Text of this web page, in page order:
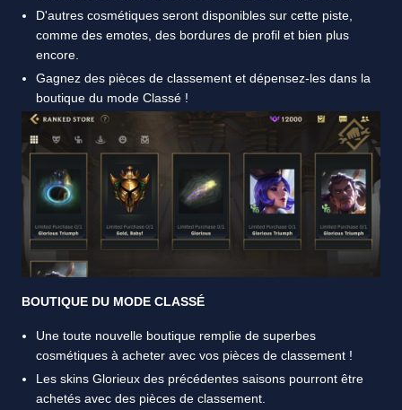
D'autres cosmétiques seront disponibles sur cette piste,
comme des emotes, des bordures de profil et bien plus
encore.
Gagnez des pièces de classement et dépensez-les dans la
boutique du mode Classé !
BOUTIQUE DU MODE CLASSÉ
Une toute nouvelle boutique remplie de superbes
cosmétiques à acheter avec vos pièces de classement !
Les skins Glorieux des précédentes saisons pourront être
achetés avec des pièces de classement.